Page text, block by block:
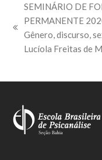
previous
post:
SEMINÁRIO DE
PERMANENTE
Gênero, discurso,
Lucíola Freitas de